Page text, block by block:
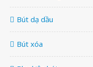
Bút dạ dầu
Bút xóa